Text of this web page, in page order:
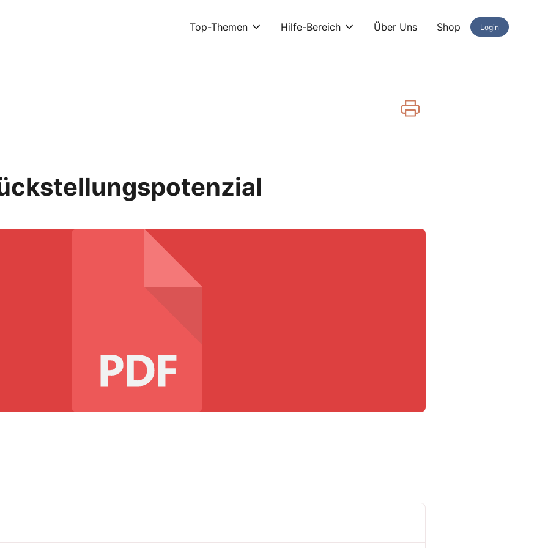
Top-Themen Hilfe-Bereich Über Uns Shop Login